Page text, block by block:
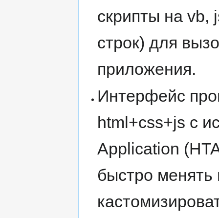
скрипты на vb,
строк) для
приложения.
Интерфейс
html+css+js с
Application
быстро